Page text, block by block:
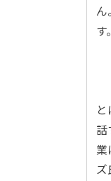
ん
す
話
業